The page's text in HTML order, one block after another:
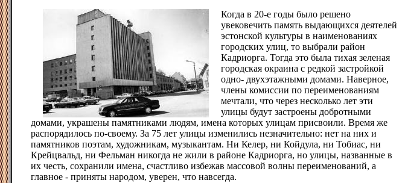
Когда в 20-е годы было решено
увековечить память выдающихся деятелей
эстонской культуры в наименованиях
городских улиц, то выбрали район
Кадриорга. Тогда это была тихая зеленая
городская окраина с редкой застройкой
одно- двухэтажными домами. Наверное,
члены комиссии по переименованиям
мечтали, что через несколько лет эти
улицы будут застроены добротными
домами, украшены памятниками людям, имена которых улицам присвоили. Время же
распорядилось по-своему. За 75 лет улицы изменились незначительно: нет на них и
памятников поэтам, художникам, музыкантам. Ни Келер, ни Койдула, ни Тобиас, ни
Крейцвальд, ни Фельман никогда не жили в районе Кадриорга, но улицы, названные в
их честь, сохранили имена, счастливо избежав массовой волны переименований, а
главное - приняты народом, уверен, что навсегда.